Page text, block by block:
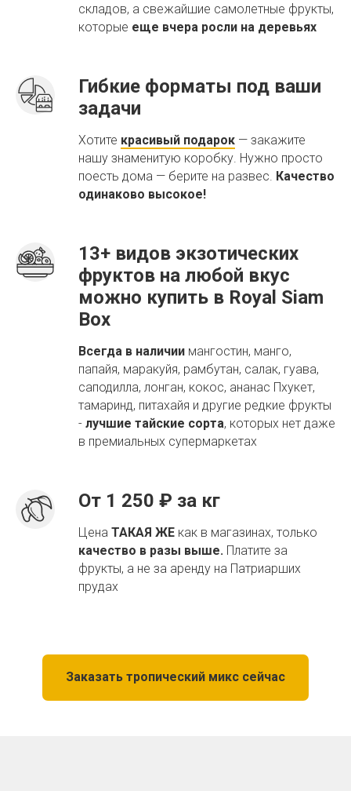
складов, а свежайшие самолетные фрукты,
которые еще вчера росли на деревьях
Гибкие форматы под ваши
задачи
Хотите красивый подарок — закажите
нашу знаменитую коробку. Нужно просто
поесть дома — берите на развес. Качество
одинаково высокое!
13+ видов экзотических
фруктов на любой вкус
можно купить в Royal Siam
Box
Всегда в наличии мангостин, манго,
папайя, маракуйя, рамбутан, салак, гуава,
саподилла, лонган, кокос, ананас Пхукет,
тамаринд, питахайя и другие редкие фрукты
- лучшие тайские сорта, которых нет даже
в премиальных супермаркетах
От 1 250 ₽ за кг
Цена ТАКАЯ ЖЕ как в магазинах, только
качество в разы выше. Платите за
фрукты, а не за аренду на Патриарших
прудах
Заказать тропический микс сейчас